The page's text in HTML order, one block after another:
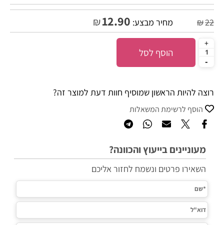
₪22 מחיר מבצע: ₪12.90
הוסף לסל
רוצה להיות הראשון שמוסיף חוות דעת למוצר זה?
הוסף לרשימת המשאלות
מעוניינים בייעוץ והכוונה?
השאירו פרטים ונשמח לחזור אליכם